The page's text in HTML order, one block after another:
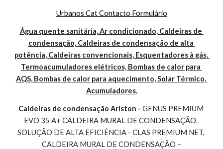
Urbanos Cat Contacto Formulário
Água quente sanitária, Ar condicionado, Caldeiras de
condensação, Caldeiras de condensação de alta
potência, Caldeiras convencionais, Esquentadores à gás,
Termoacumuladores elétricos, Bombas de calor para
AQS, Bombas de calor para aquecimento, Solar Térmico,
Acumuladores.
Caldeiras de condensação Ariston - GENUS PREMIUM
EVO 35 A+ CALDEIRA MURAL DE CONDENSAÇÃO.
SOLUÇÃO DE ALTA EFICIÊNCIA - CLAS PREMIUM NET,
CALDEIRA MURAL DE CONDENSAÇÃO –